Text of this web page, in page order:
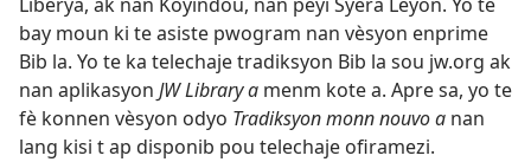
bay moun ki te asiste pwogram nan vèsyon enprime
Bib la. Yo te ka telechaje tradiksyon Bib la sou jw.org ak
nan aplikasyon JW Library a menm kote a. Apre sa, yo te
fè konnen vèsyon odyo Tradiksyon monn nouvo a nan
lang kisi t ap disponib pou telechaje ofiramezi.